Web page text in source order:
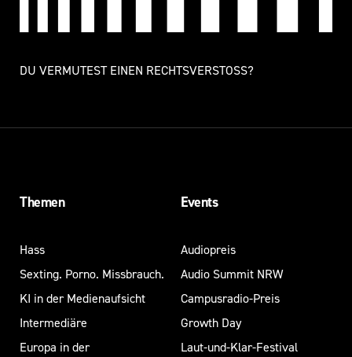
DU VERMUTEST EINEN RECHTSVERSTOSS?
Themen
Hass
Sexting. Porno. Missbrauch.
KI in der Medienaufsicht
Intermediäre
Europa in der
Events
Audiopreis
Audio Summit NRW
Campusradio-Preis
Growth Day
Laut-und-Klar-Festival